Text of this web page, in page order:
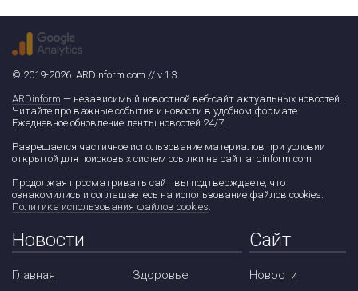
© 2019-2026. ARDinform.com // v.1.3
ARDinform — независимый новостной веб-сайт актуальных новостей.
Читайте про важные события и новости в удобном формате.
Ежедневное обновление ленты новостей 24/7.
Разрешается частичное использование материалов при условии
открытой для поисковых систем ссылки на сайт ardinform.com
Продолжая просматривать сайт вы подтверждаете, что
ознакомились и соглашаетесь на использование файлов cookies.
Политика использования файлов cookies.
Новости
Главная Здоровье
Сайт
Новости